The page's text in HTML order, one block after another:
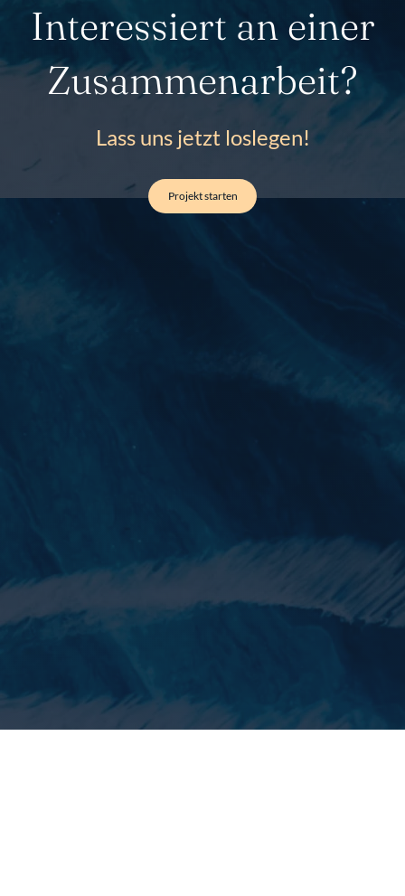
Interessiert an einer
Zusammenarbeit?
Lass uns jetzt loslegen!
Projekt starten